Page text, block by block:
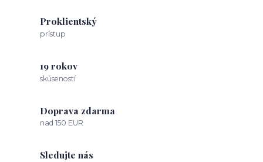
Proklientský
prístup
19 rokov
skúseností
Doprava zdarma
nad 150 EUR
Sledujte nás